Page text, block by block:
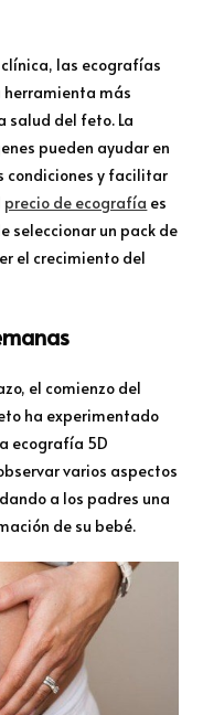
las ecografías
herramienta más
salud del feto. La
pueden ayudar en
condiciones y facilitar
precio de ecografía es
seleccionar un pack de
el crecimiento del
el comienzo del
ha experimentado
ecografía 5D
varios aspectos
a los padres una
de su bebé.